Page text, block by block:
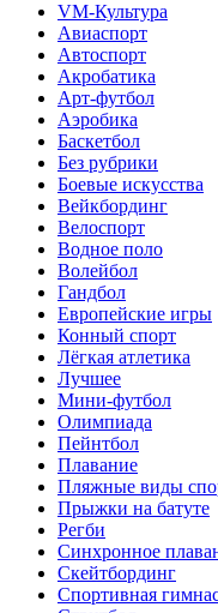
VM-Культура
Авиаспорт
Автоспорт
Акробатика
Арт-футбол
Аэробика
Баскетбол
Без рубрики
Боевые искусства
Вейкбординг
Велоспорт
Водное поло
Волейбол
Гандбол
Европейские игры
Конный спорт
Лёгкая атлетика
Лучшее
Мини-футбол
Олимпиада
Пейнтбол
Плавание
Пляжные виды
Прыжки на батуте
Регби
Синхронное
Скейтбординг
Спортивная